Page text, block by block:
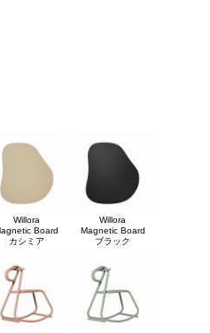
Willora
Board
カシミア
Willora
Magnetic Board
ブラック